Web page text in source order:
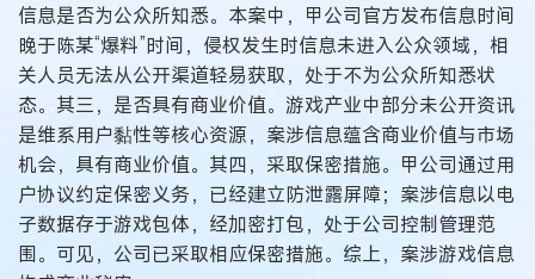
信息是否为公众所知悉。本案中，甲公司官方发布信息时间
晚于陈某“爆料”时间，侵权发生时信息未进入公众领域，相
关人员无法从公开渠道轻易获取，处于不为公众所知悉状
态。其三，是否具有商业价值。游戏产业中部分未公开资讯
是维系用户黏性等核心资源，案涉信息蕴含商业价值与市场
机会，具有商业价值。其四，采取保密措施。甲公司通过用
户协议约定保密义务，已经建立防泄露屏障；案涉信息以电
子数据存于游戏包体，经加密打包，处于公司控制管理范
围。可见，公司已采取相应保密措施。综上，案涉游戏信息